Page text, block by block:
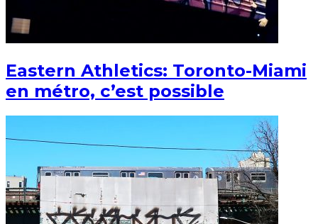
Eastern Athletics: Toronto-Miami
en métro, c’est possible